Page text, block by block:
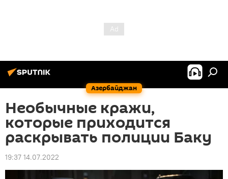
Азербайджан
Необычные кражи,
которые приходится
раскрывать полиции Баку
19:37 14.07.2022